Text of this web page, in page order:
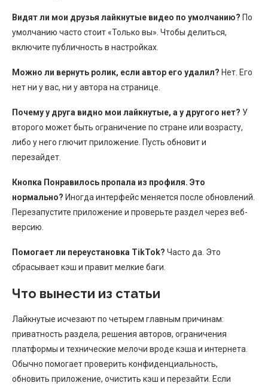
Видят ли мои друзья лайкнутые видео по умолчанию? По
умолчанию часто стоит «Только вы». Чтобы делиться,
включите публичность в настройках.
Можно ли вернуть ролик, если автор его удалил? Нет. Его
нет ни у вас, ни у автора на странице.
Почему у друга видно мои лайкнутые, а у другого нет? У
второго может быть ограничение по стране или возрасту,
либо у него глючит приложение. Пусть обновит и
перезайдет.
Кнопка Понравилось пропала из профиля. Это
нормально? Иногда интерфейс меняется после обновлений.
Перезапустите приложение и проверьте раздел через веб-
версию.
Помогает ли переустановка TikTok? Часто да. Это
сбрасывает кэш и правит мелкие баги.
Что вынести из статьи
Лайкнутые исчезают по четырем главным причинам:
приватность раздела, решения авторов, ограничения
платформы и технические мелочи вроде кэша и интернета.
Обычно помогает проверить конфиденциальность,
обновить приложение, очистить кэш и перезайти. Если